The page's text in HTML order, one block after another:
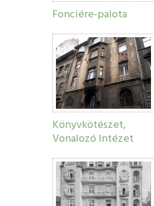
Fonciére-palota
Könyvkötészet,
Vonalozó Intézet